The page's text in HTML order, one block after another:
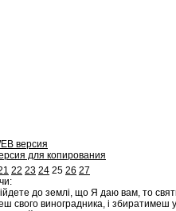
версия
для копирования
22 23 24 25 26 27
до землі, що Я даю вам, то
свого виноградника, і збиратимеш